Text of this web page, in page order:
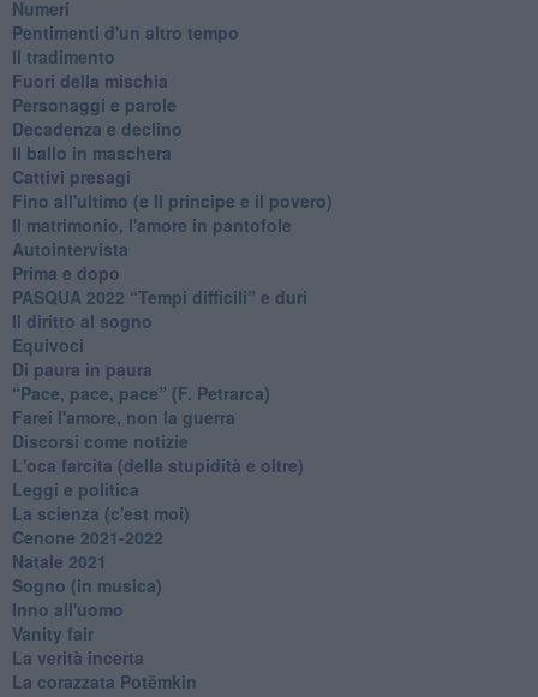
Numeri
Pentimenti d'un altro tempo
Il tradimento
Fuori della mischia
Personaggi e parole
Decadenza e declino
Il ballo in maschera
Cattivi presagi
Fino all'ultimo (e Il principe e il povero)
Il matrimonio, l'amore in pantofole
Autointervista
Prima e dopo
​PASQUA 2022 “Tempi difficili” e duri
Il diritto al sogno
Equivoci
Di paura in paura
​“Pace, pace, pace” (F. Petrarca)
Farei l'amore, non la guerra
Discorsi come notizie
L'oca farcita (della stupidità e oltre)
Leggi e politica
La scienza (c'est moi)
Cenone 2021-2022
Natale 2021
Sogno (in musica)
Inno all'uomo
Vanity fair
La verità incerta
La corazzata Potëmkin